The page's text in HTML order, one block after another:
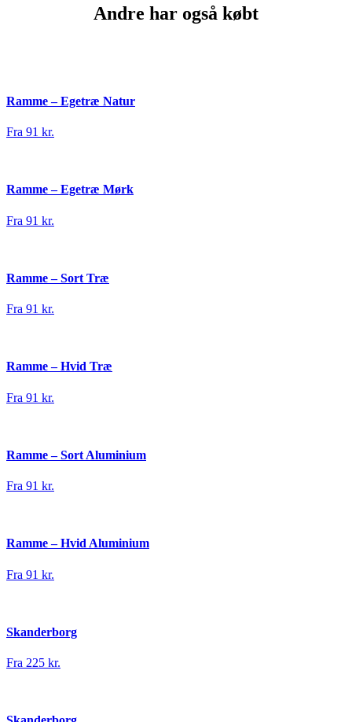
Andre har også købt
Ramme – Egetræ Natur
Fra 91 kr.
Ramme – Egetræ Mørk
Fra 91 kr.
Ramme – Sort Træ
Fra 91 kr.
Ramme – Hvid Træ
Fra 91 kr.
Ramme – Sort Aluminium
Fra 91 kr.
Ramme – Hvid Aluminium
Fra 91 kr.
Skanderborg
Fra 225 kr.